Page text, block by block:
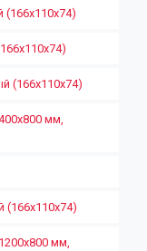
(166х110х74)
мм,
мм,